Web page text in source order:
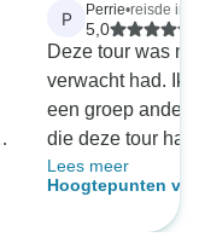
P Perrie•reisde in
5,0
Deze tour was
verwacht had. Ik
een groep
die deze tour
had geboekt
reis was in een
was helemaal
Lees meer
Hoogtepunten